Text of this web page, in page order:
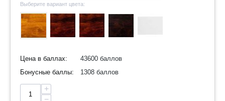
Выберите вариант цвета:
Цена в баллах:
43600 баллов
Бонусные баллы:
1308 баллов
+
−